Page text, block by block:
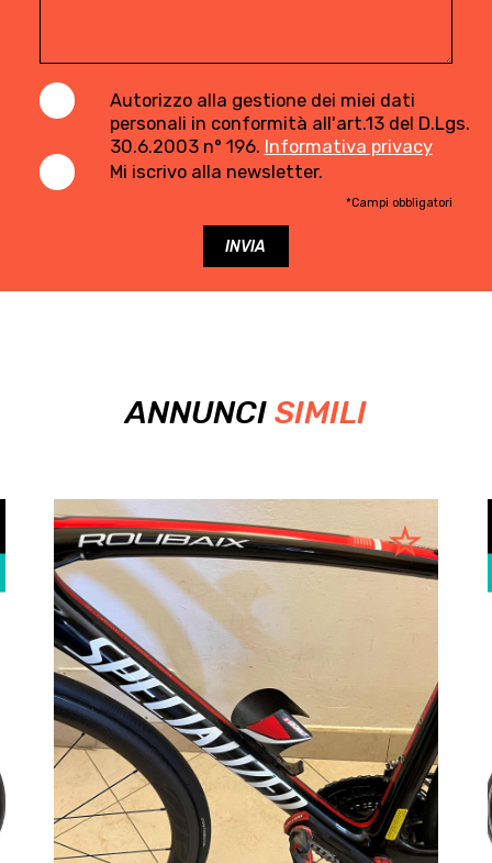
Autorizzo alla gestione dei miei dati
personali in conformità all'art.13 del D.Lgs.
30.6.2003 n° 196. Informativa privacy
Mi iscrivo alla newsletter.
*Campi obbligatori
ANNUNCI SIMILI